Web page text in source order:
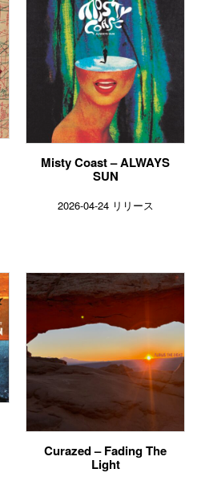
Misty Coast – ALWAYS
SUN
2026-04-24 リリース
Curazed – Fading The
Light